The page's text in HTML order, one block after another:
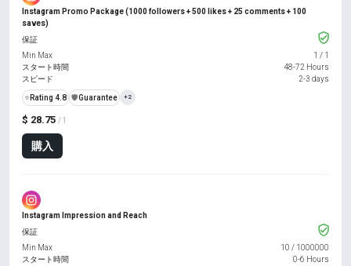
Instagram Promo Package (1000 followers + 500 likes + 25 comments + 100
saves)
$ 28.75 / 1
購入
保証
Min Max
1 / 1
スタート時間
48-72 Hours
スピード
2-3 days
⭐ Rating 4.8 ️🛡️Guarantee +2
Instagram Impression and Reach
保証
Min Max
10 / 1000000
スタート時間
0-6 Hours